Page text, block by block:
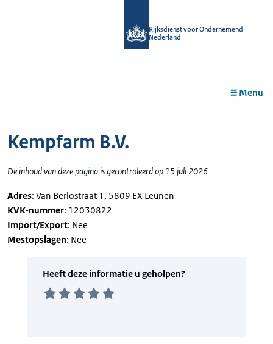
Rijksdienst voor Ondernemend
Nederland
Menu
Kempfarm B.V.
De inhoud van deze pagina is gecontroleerd op 15 juli 2026
Adres: Van Berlostraat 1, 5809 EX Leunen
KVK-nummer: 12030822
Import/Export: Nee
Mestopslagen: Nee